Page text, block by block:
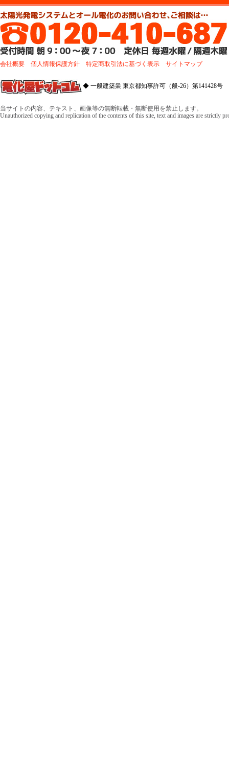
会社概要 個人情報保護方針 特定商取引法に基づく表示 サイトマップ
◆ 一般建築業 東京都知事許可（般-26）第141428
当サイトの内容、テキスト、画像等の無断転載・無断使用を禁止します。
Unauthorized copying and replication of the contents of this site, text and images are strictly